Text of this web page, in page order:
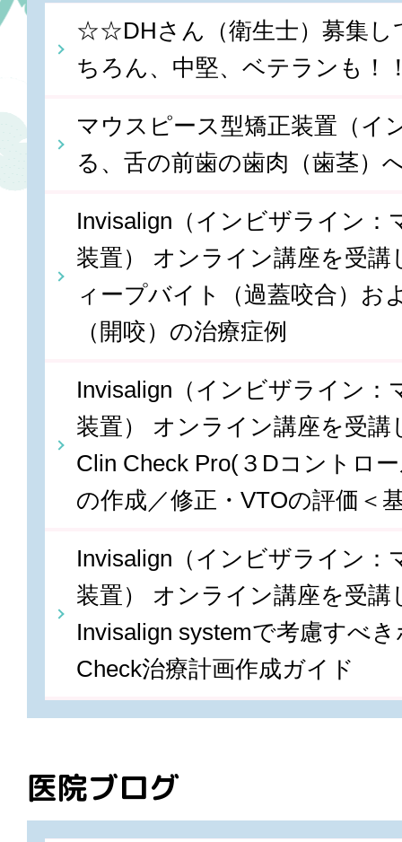
☆☆DHさん（衛生士）募集し
ちろん、中堅、ベテランも！
マウスピース型矯正装置（イ
る、舌の前歯の歯肉（歯茎）
Invisalign（インビザライン：
装置） オンライン講座を受講
ィープバイト（過蓋咬合）お
（開咬）の治療症例
Invisalign（インビザライン：
装置） オンライン講座を受講
Clin Check Pro(３Dコントロ
の作成／修正・VTOの評価＜
Invisalign（インビザライン：
装置） オンライン講座を受講
Invisalign systemで考慮すべ
Check治療計画作成ガイド
医院ブログ